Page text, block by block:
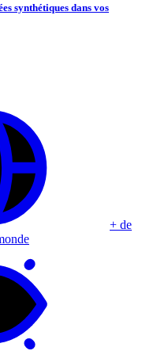
synthétiques dans vos
+ de